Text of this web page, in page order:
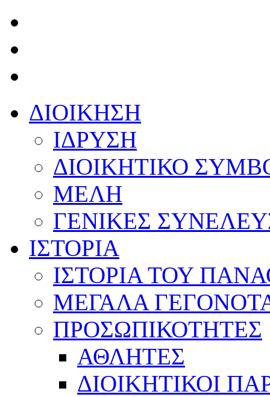
ΔΙΟΙΚΗΣΗ
ΙΔΡΥΣΗ
ΔΙΟΙΚΗΤΙΚΟ
ΜΕΛΗ
ΓΕΝΙΚΕΣ
ΙΣΤΟΡΙΑ
ΙΣΤΟΡΙΑ ΤΟΥ
ΜΕΓΑΛΑ
ΠΡΟΣΩΠΙΚΟΤΗΤΕΣ
ΑΘΛΗΤΕΣ
ΔΙΟΙΚΗΤΙΚΟΙ